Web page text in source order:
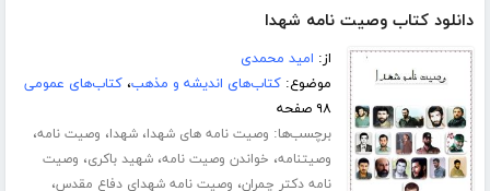
دانلود کتاب وصیت نامه شهدا
از: امید محمدی
موضوع:کتاب‌های اندیشه و مذهب،کتاب‌های عمومی
۹۸ صفحه
برچسب‌ها: وصیت نامه های شهدا،شهدا، وصیت نامه،
وصیتنامه، خواندن وصیت نامه،شهید باکری، وصیت
نامه دکتر چمران، وصیت نامه شهدای دفاع مقدس،